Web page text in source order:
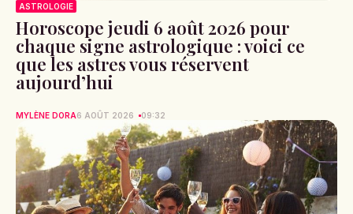
ASTROLOGIE
Horoscope jeudi 6 août 2026 pour
chaque signe astrologique : voici ce
que les astres vous réservent
aujourd’hui
MYLÈNE DORA6 AOÛT 2026 09:32